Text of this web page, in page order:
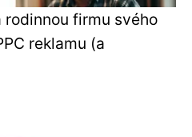
firmu svého
reklamu (a